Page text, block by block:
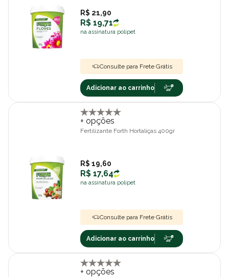
R$ 21,90
R$ 19,71
na assinatura polipet
Consulte para Frete Grátis
Adicionar ao carrinho
+ opções
Fertilizante Forth Hortaliças 400gr
R$ 19,60
R$ 17,64
na assinatura polipet
Consulte para Frete Grátis
Adicionar ao carrinho
+ opções